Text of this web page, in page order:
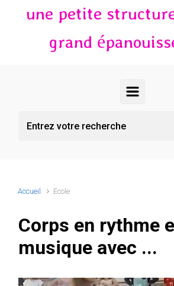
une petite
grand
Accueil Ecole
Corps en rythme
musique avec ...